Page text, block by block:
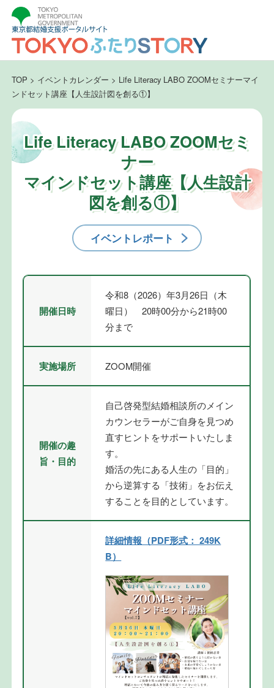
TOP > イベントカレンダー > Life Literacy LABO ZOOMセミナーマイ
ンドセット講座【人生設計図を創る①】
Life Literacy LABO ZOOMセミ
ナー
マインドセット講座【人生設計
図を創る①】
イベントレポート
開催日時
令和8（2026）年3月26日（木
曜日） 20時00分から21時00
分まで
実施場所 ZOOM開催
開催の趣
旨・目的
自己啓発型結婚相談所のメイン
カウンセラーがご自身を見つめ
直すヒントをサポートいたしま
す。
婚活の先にある人生の「目的」
から逆算する「技術」をお伝え
することを目的としています。
詳細情報（PDF形式： 249K
B）